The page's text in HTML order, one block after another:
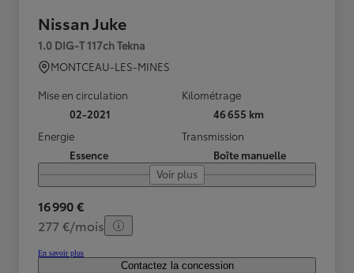
Nissan Juke
1.0 DIG-T 117ch Tekna
MONTCEAU-LES-MINES
Mise en circulation
02-2021
Kilométrage
46 655 km
Energie
Essence
Transmission
Boîte manuelle
Voir plus
16 990 €
277 €/mois
En savoir plus
Contactez la concession